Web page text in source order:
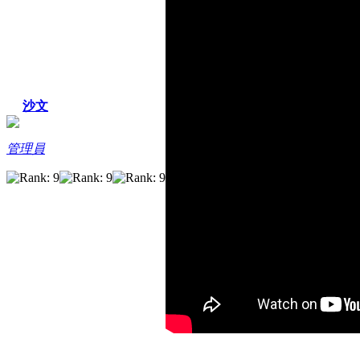
沙文
管理員